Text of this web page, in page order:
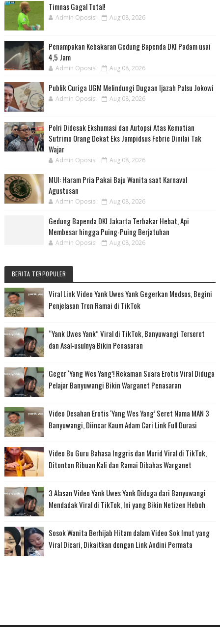
Timnas Gagal Total!
Admin Oposisi Aug 08, 2026
Penampakan Kebakaran Gedung Bapenda DKI Padam usai
4,5 Jam
Admin Oposisi Aug 08, 2026
Publik Curiga UGM Melindungi Dugaan Ijazah Palsu Jokowi
Admin Oposisi Aug 08, 2026
Polri Didesak Ekshumasi dan Autopsi Atas Kematian
Sutrimo Orang Dekat Eks Jampidsus Febrie Dinilai Tak
Wajar
Admin Oposisi Aug 08, 2026
MUI: Haram Pria Pakai Baju Wanita saat Karnaval
Agustusan
Admin Oposisi Aug 08, 2026
Gedung Bapenda DKI Jakarta Terbakar Hebat, Api
Membesar hingga Puing-Puing Berjatuhan
Admin Oposisi Aug 08, 2026
BERITA TERPOPULER
Viral Link Video Yank Uwes Yank Gegerkan Medsos, Begini
Penjelasan Tren Ramai di TikTok
“Yank Uwes Yank” Viral di TikTok, Banyuwangi Terseret
dan Asal-usulnya Bikin Penasaran
Geger ‘Yang Wes Yang’! Rekaman Suara Erotis Viral Diduga
Pelajar Banyuwangi Bikin Warganet Penasaran
Video Desahan Erotis ‘Yang Wes Yang’ Seret Nama MAN 3
Banyuwangi, Diincar Kaum Adam Cari Link Full Durasi
Video Bu Guru Bahasa Inggris dan Murid Viral di TikTok,
Ditonton Ribuan Kali dan Ramai Dibahas Warganet
3 Alasan Video Yank Uwes Yank Diduga dari Banyuwangi
Mendadak Viral di TikTok, Ini yang Bikin Netizen Heboh
Sosok Wanita Berhijab Hitam dalam Video Sok Imut yang
Viral Dicari, Dikaitkan dengan Link Andini Permata